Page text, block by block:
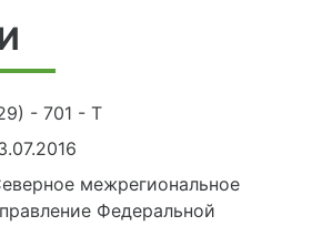
- 701 - Т
межрегиональное
Федеральной